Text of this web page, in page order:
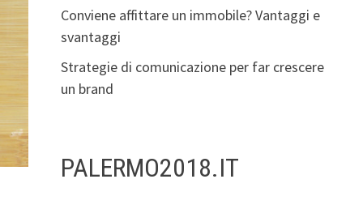
Conviene affittare un immobile? Vantaggi e
svantaggi
Strategie di comunicazione per far crescere
un brand
PALERMO2018.IT